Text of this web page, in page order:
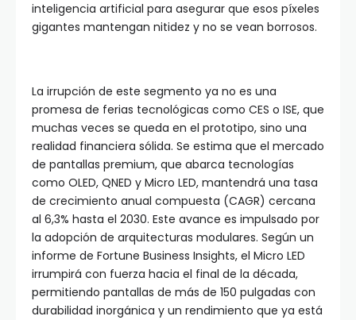
inteligencia artificial para asegurar que esos píxeles
gigantes mantengan nitidez y no se vean borrosos.
La irrupción de este segmento ya no es una
promesa de ferias tecnológicas como CES o ISE, que
muchas veces se queda en el prototipo, sino una
realidad financiera sólida. Se estima que el mercado
de pantallas premium, que abarca tecnologías
como OLED, QNED y Micro LED, mantendrá una tasa
de crecimiento anual compuesta (CAGR) cercana
al 6,3% hasta el 2030. Este avance es impulsado por
la adopción de arquitecturas modulares. Según un
informe de Fortune Business Insights, el Micro LED
irrumpirá con fuerza hacia el final de la década,
permitiendo pantallas de más de 150 pulgadas con
durabilidad inorgánica y un rendimiento que ya está